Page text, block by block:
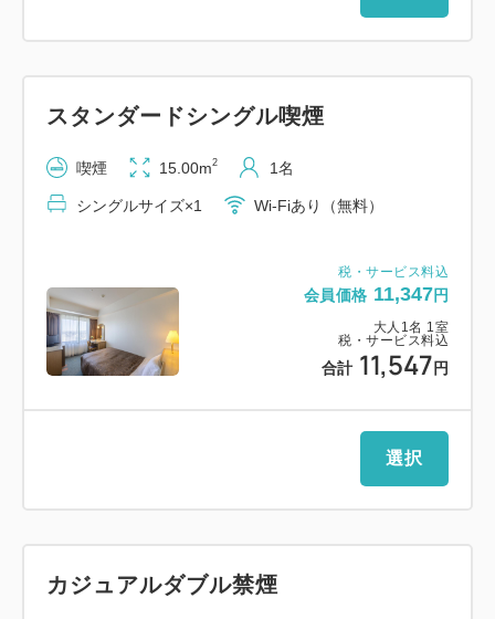
1：当館名物「ローストビーフ丼」や「蟹雑炊」な
2：シャンプーバーなどのアメニティバイキング
3：福井駅徒歩8分・片町徒歩1分の好立地で観光にも
4：366台収容の提携駐車場（有料）を完備
5：快眠をサポートするサータ社製ベッドを採用
■アクセス・駐車場
【提携駐車場（有料：1泊／1，300円）】
高さ制限 2．1mまで（15台）／1．55mまで
（150台）
税・サービス料込
会員価格 11,347円
大人 1 名 1 室
税・サービス料込
合計 11,547 円
スタンダードシングル喫煙
喫煙 15.00m2 1名
シングルサイズ×1 Wi-Fiあり（無料）
選択
カジュアルダブル禁煙